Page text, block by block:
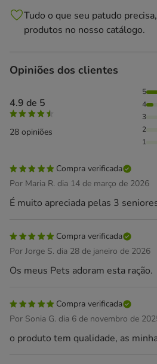
Tudo o que seu patudo
produtos no nosso catálogo.
Opiniões dos clientes
4.9 de 5
28 opiniões
93% das pessoas avaliaram 5
4
3
2
1
Compra verificada
Por Maria R. dia 14 de março de 2026
É muito apreciada pelas 3
Compra verificada
Por Jorge S. dia 28 de janeiro de 2026
Os meus Pets adoram esta ração.
Compra verificada
Por Sonia G. dia 6 de novembro de
o produto tem qualidade, as